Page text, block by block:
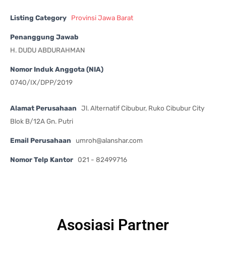
Listing Category Provinsi Jawa Barat
Penanggung Jawab
H. DUDU ABDURAHMAN
Nomor Induk Anggota (NIA)
0740/IX/DPP/2019
Alamat Perusahaan
Jl. Alternatif Cibubur, Ruko Cibubur City
Blok B/12A Gn. Putri
Email Perusahaan umroh@alanshar.com
Nomor Telp Kantor 021 - 82499716
Asosiasi Partner